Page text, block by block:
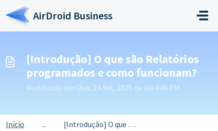
Ir para o conteúdo principal
AirDroid Business
[Introdução] O que são Relatórios
programados e como funcionam?
Modificado em Qua, 24 Set, 2025 na (o) 4:45 PM
Início ... [Introdução] O que são Relatórios programados e como func...